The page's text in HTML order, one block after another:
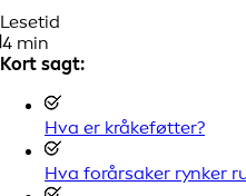
Lesetid
4 min
Kort sagt:
Hva er kråkeføtter?
Hva forårsaker rynker